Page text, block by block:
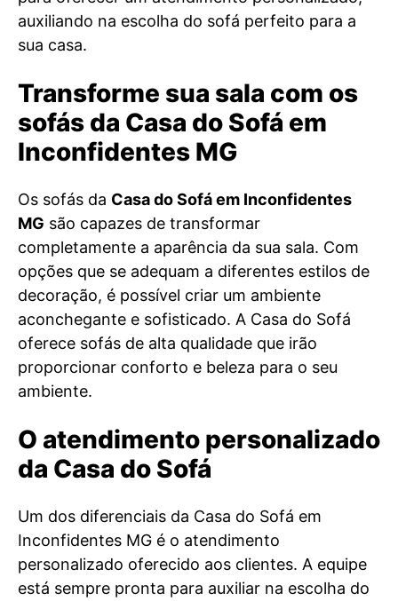
auxiliando na escolha do sofá perfeito para a
sua casa.
Transforme sua sala com os
sofás da Casa do Sofá em
Inconfidentes MG
Os sofás da Casa do Sofá em Inconfidentes
MG são capazes de transformar
completamente a aparência da sua sala. Com
opções que se adequam a diferentes estilos de
decoração, é possível criar um ambiente
aconchegante e sofisticado. A Casa do Sofá
oferece sofás de alta qualidade que irão
proporcionar conforto e beleza para o seu
ambiente.
O atendimento personalizado
da Casa do Sofá
Um dos diferenciais da Casa do Sofá em
Inconfidentes MG é o atendimento
personalizado oferecido aos clientes. A equipe
está sempre pronta para auxiliar na escolha do